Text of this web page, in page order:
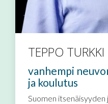
TEPPO TURKKI
vanhempi
ja koulutus
Suomen itsenäisyyden